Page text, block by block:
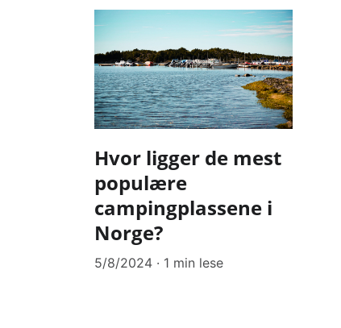
Hvor ligger de mest
populære
campingplassene i
Norge?
5/8/2024 1 min lese